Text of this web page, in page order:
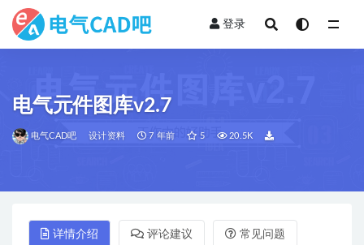
登录
电气元件图库v2.7
电气CAD吧 设计资料 7 年前 5 20.5K
详情介绍 评论建议 常见问题